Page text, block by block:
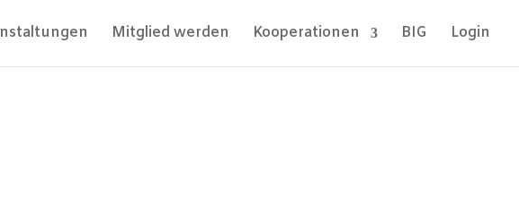
Mitglied werden Kooperationen BIG Login